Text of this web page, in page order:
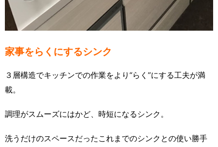
家事をらくにするシンク
３層構造でキッチンでの作業をより“らく”にする工夫が満
載。
調理がスムーズにはかど、時短になるシンク。
洗うだけのスペースだったこれまでのシンクとの使い勝手